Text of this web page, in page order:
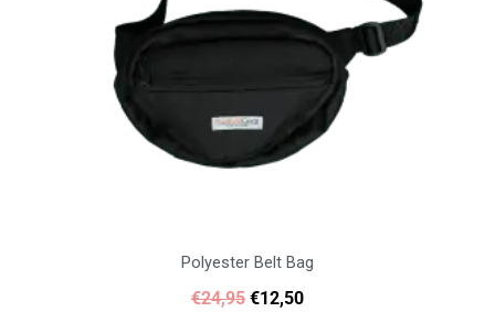
Polyester Belt Bag
€24,95 €12,50